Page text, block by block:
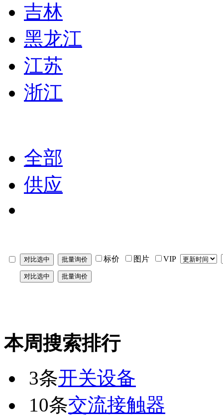
吉林
黑龙江
江苏
浙江
全部
供应
标价 图片 VIP
本周搜索排行
3条开关设备
10条交流接触器